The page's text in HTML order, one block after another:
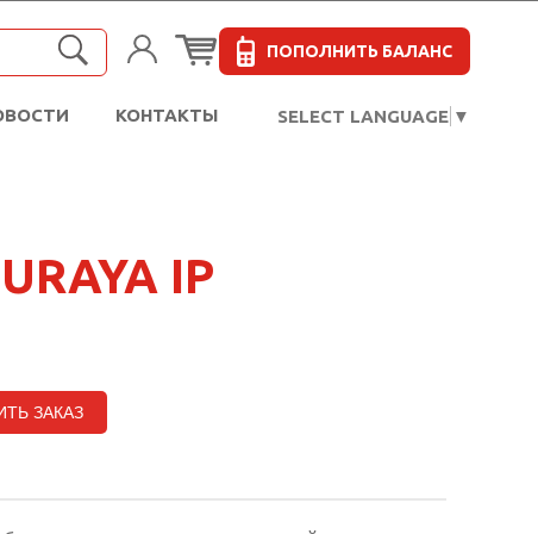
ПОПОЛНИТЬ БАЛАНС
КОНТАКТЫ SELECT LANGUAGE ▼
IP
ЗАКАЗ